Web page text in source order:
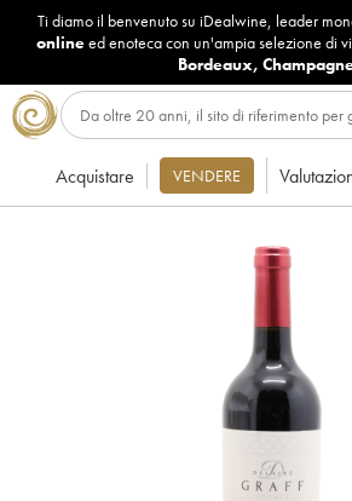
Ti diamo il benvenuto su iDealwine, leader
onlineed enoteca con un'ampia selezione di
Bordeaux,
Acquistare VENDERE